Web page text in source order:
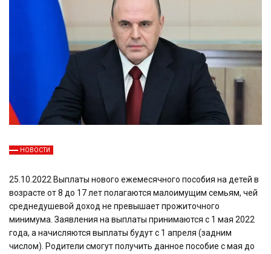
НОВОСТИ
25.10.2022 Выплаты нового ежемесячного пособия на детей в
возрасте от 8 до 17 лет полагаются малоимущим семьям, чей
среднедушевой доход не превышает прожиточного
минимума. Заявления на выплаты принимаются с 1 мая 2022
года, а начисляются выплаты будут с 1 апреля (задним
числом). Родители смогут получить данное пособие с мая до